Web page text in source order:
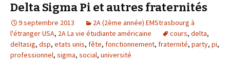
Delta Sigma Pi et autres fraternités
9 septembre 2013
2A (2ème année) EMStrasbourg à
l'étranger USA, 2A La vie étudiante américaine cours, delta,
deltasig, dsp, etats unis, fête, fonctionnement, fraternité, party, pi,
professionnel, sigma, social, université